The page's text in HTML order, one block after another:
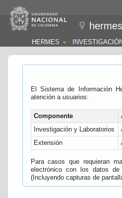
HERMES
El Sistema de Información
atención a usuarios:
Componente
Investigación y Laboratorios
Extensión
Para casos que requieran
electrónico con los datos de
(Incluyendo capturas de